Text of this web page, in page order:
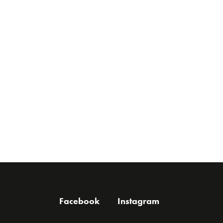
Facebook Instagram